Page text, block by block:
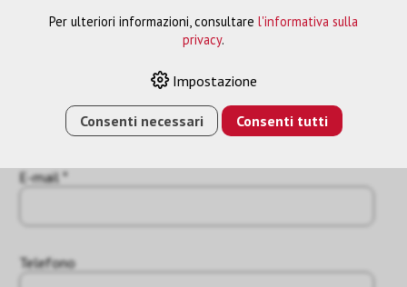
E-mail *
Telefono
Per ulteriori informazioni, consultare l'informativa sulla
privacy.
Impostazione
Consenti necessari Consenti tutti